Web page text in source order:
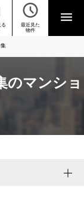
る
最近見た
物件
のマンショ